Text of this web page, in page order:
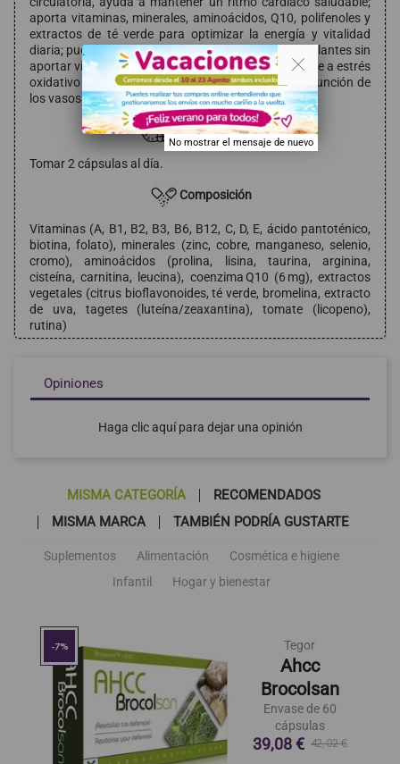
aporta vitaminas, minerales, aminoácidos, Q10, polifenoles y
extractos de té verde para optimizar la energía y vitalidad
diaria; puede complementar tratamientos anticoagulantes sin
aportar vitamina K; útil como apoyo preventivo frente a estrés
oxidativo y envejecimiento prematuro; favorece la función de
los vasos sanguíneos y el metabolismo energético.
Modo de empleo
Tomar 2 cápsulas al día.
Composición
Vitaminas (A, B1, B2, B3, B6, B12, C, D, E, ácido pantoténico,
biotina, folato), minerales (zinc, cobre, manganeso, selenio,
cromo), aminoácidos (prolina, lisina, taurina, arginina,
cisteína, carnitina, leucina), coenzima Q10 (6 mg), extractos
vegetales (citrus bioflavonoides, té verde, bromelina, extracto
de uva, tagetes (luteína/zeaxantina), tomate (licopeno),
rutina)
Opiniones
Haga clic aquí para dejar una opinión
MISMA CATEGORÍA
RECOMENDADOS
MISMA MARCA
TAMBIÉN PODRÍA GUSTARTE
Suplementos Alimentación
Cosmética e higiene
Infantil
Hogar y bienestar
-7% Tegor
Ahcc
Brocolsan
Envase de 60
cápsulas
39,08 € 42,02 €
. .
No mostrar el mensaje de nuevo